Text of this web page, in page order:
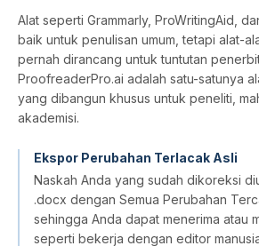
Alat seperti Grammarly, ProWritingAid,
baik untuk penulisan umum, tetapi alat-
pernah dirancang untuk tuntutan
ProofreaderPro.ai adalah satu-satunya
yang dibangun khusus untuk peneliti,
akademisi.
Ekspor Perubahan Terlacak Asli
Naskah Anda yang sudah dikoreksi
.docx dengan Semua Perubahan
sehingga Anda dapat menerima atau
seperti bekerja dengan editor